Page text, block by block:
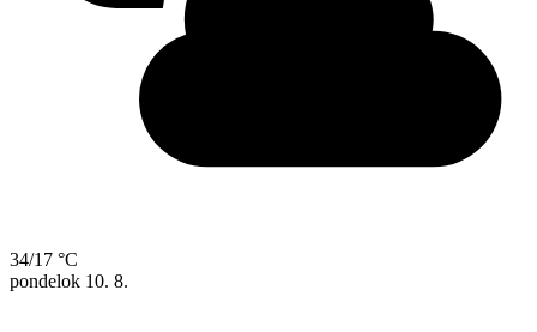
34/17 °C
pondelok 10. 8.